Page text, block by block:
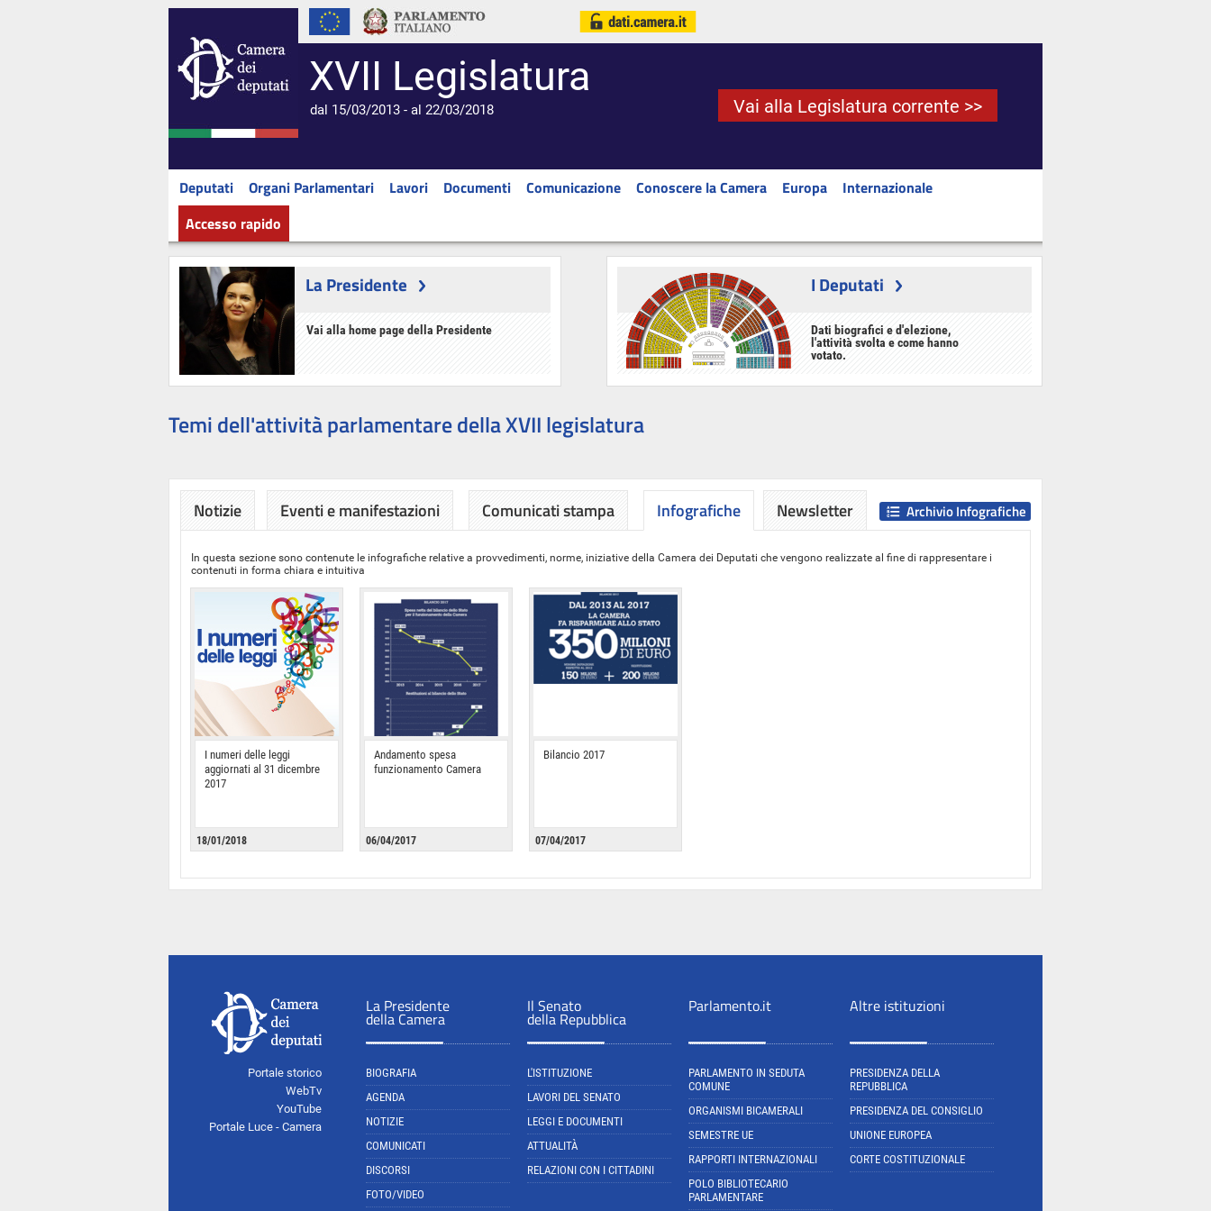
XVII Legislatura
dal 15/03/2013 - al 22/03/2018 Vai alla Legislatura corrente >>
Deputati Organi Parlamentari Lavori Documenti Comunicazione Conoscere la Camera Europa
Internazionale
Accesso rapido
La Presidente
Vai alla home page della Presidente
I Deputati
Dati biografici e d'elezione,
l'attività svolta e come hanno
votato.
Temi dell'attività parlamentare della XVII legislatura
Notizie Eventi e manifestazioni Comunicati stampa Infografiche
In questa sezione sono contenute le infografiche relative a provvedimenti, norme, iniziative della Camera dei Deputati che vengono realizzate al fine di rappresentare i
contenuti in forma chiara e intuitiva
I numeri delle leggi
aggiornati al 31 dicembre
2017
18/01/2018
Andamento spesa
funzionamento Camera
06/04/2017
Bilancio 2017
07/04/2017
Archivio Infografiche
Newsletter
Portale storico
WebTv
YouTube
Portale Luce - Camera
La Presidente
della Camera
BIOGRAFIA
AGENDA
NOTIZIE
COMUNICATI
DISCORSI
FOTO/VIDEO
Il Senato
della Repubblica
L'ISTITUZIONE
LAVORI DEL SENATO
LEGGI E DOCUMENTI
ATTUALITÀ
RELAZIONI CON I CITTADINI
Parlamento.it
PARLAMENTO IN SEDUTA
COMUNE
ORGANISMI BICAMERALI
SEMESTRE UE
RAPPORTI INTERNAZIONALI
POLO BIBLIOTECARIO
PARLAMENTARE
Altre istituzioni
PRESIDENZA DELLA
REPUBBLICA
PRESIDENZA DEL CONSIGLIO
UNIONE EUROPEA
CORTE COSTITUZIONALE